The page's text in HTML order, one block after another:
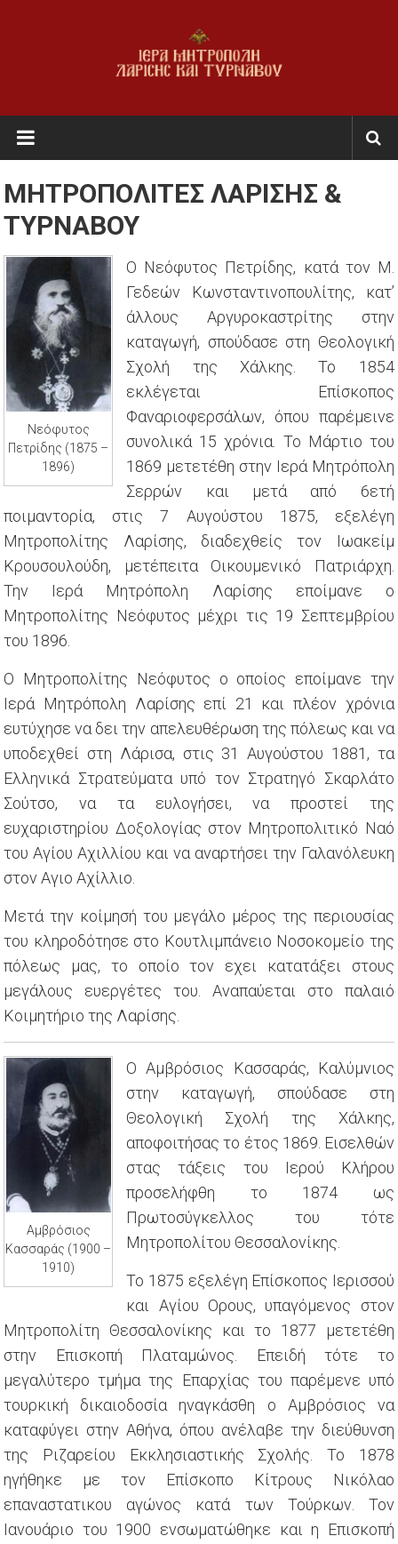
Ι.Μ.
Λαρίσης
&
Τυρνάβου
Ελλάδος
ΜΗΤΡΟΠΟΛΙΤΕΣ ΛΑΡΙΣΗΣ &
ΤΥΡΝΑΒΟΥ
Νεόφυτος
Πετρίδης (1875 –
1896)
Ο Νεόφυτος Πετρίδης, κατά τον Μ.
Γεδεών Κωνσταντινοπουλίτης, κατ’
άλλους Αργυροκαστρίτης στην
καταγωγή, σπούδασε στη Θεολογική
Σχολή της Χάλκης. Το 1854
εκλέγεται Επίσκοπος
Φαναριοφερσάλων, όπου παρέμεινε
συνολικά 15 χρόνια. Το Μάρτιο του
1869 μετετέθη στην Ιερά Μητρόπολη
Σερρών και μετά από 6ετή
ποιμαντορία, στις 7 Αυγούστου 1875, εξελέγη
Μητροπολίτης Λαρίσης, διαδεχθείς τον Ιωακείμ
Κρουσουλούδη, μετέπειτα Οικουμενικό Πατριάρχη.
Την Ιερά Μητρόπολη Λαρίσης εποίμανε ο
Μητροπολίτης Νεόφυτος μέχρι τις 19 Σεπτεμβρίου
του 1896.
Ο Μητροπολίτης Νεόφυτος ο οποίος εποίμανε την
Ιερά Μητρόπολη Λαρίσης επί 21 και πλέον χρόνια
ευτύχησε να δει την απελευθέρωση της πόλεως και να
υποδεχθεί στη Λάρισα, στις 31 Αυγούστου 1881, τα
Ελληνικά Στρατεύματα υπό τον Στρατηγό Σκαρλάτο
Σούτσο, να τα ευλογήσει, να προστεί της
ευχαριστηρίου Δοξολογίας στον Μητροπολιτικό Ναό
του Αγίου Αχιλλίου και να αναρτήσει την Γαλανόλευκη
στον Αγιο Αχίλλιο.
Μετά την κοίμησή του μεγάλο μέρος της περιουσίας
του κληροδότησε στο Κουτλιμπάνειο Νοσοκομείο της
πόλεως μας, το οποίο τον εχει κατατάξει στους
μεγάλους ευεργέτες του. Αναπαύεται στο παλαιό
Κοιμητήριο της Λαρίσης.
Αμβρόσιος
Κασσαράς (1900 –
1910)
Ο Αμβρόσιος Κασσαράς, Καλύμνιος
στην καταγωγή, σπούδασε στη
Θεολογική Σχολή της Χάλκης,
αποφοιτήσας το έτος 1869. Εισελθών
στας τάξεις του Ιερού Κλήρου
προσελήφθη το 1874 ως
Πρωτοσύγκελλος του τότε
Μητροπολίτου Θεσσαλονίκης.
Το 1875 εξελέγη Επίσκοπος Ιερισσού
και Αγίου Ορους, υπαγόμενος στον
Μητροπολίτη Θεσσαλονίκης και το 1877 μετετέθη
στην Επισκοπή Πλαταμώνος. Επειδή τότε το
μεγαλύτερο τμήμα της Επαρχίας του παρέμενε υπό
τουρκική δικαιοδοσία ηναγκάσθη ο Αμβρόσιος να
καταφύγει στην Αθήνα, όπου ανέλαβε την διεύθυνση
της Ριζαρείου Εκκλησιαστικής Σχολής. Το 1878
ηγήθηκε με τον Επίσκοπο Κίτρους Νικόλαο
επαναστατικου αγώνος κατά των Τούρκων. Τον
Ιανουάριο του 1900 ενσωματώθηκε και η Επισκοπή